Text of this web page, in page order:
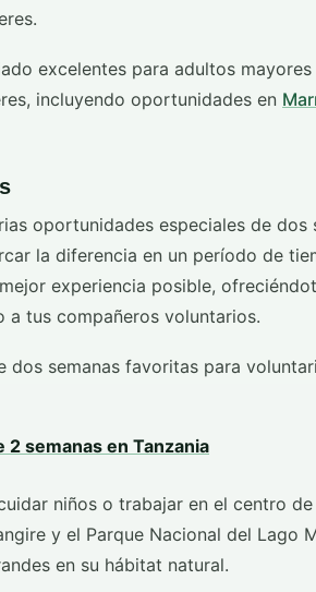
excelentes para adultos mayores
incluyendo oportunidades en
oportunidades especiales de dos
la diferencia en un período de
experiencia posible,
a tus compañeros voluntarios.
dos semanas favoritas para
semanas en Tanzania
niños o trabajar en el centro
y el Parque Nacional del Lago
en su hábitat natural.